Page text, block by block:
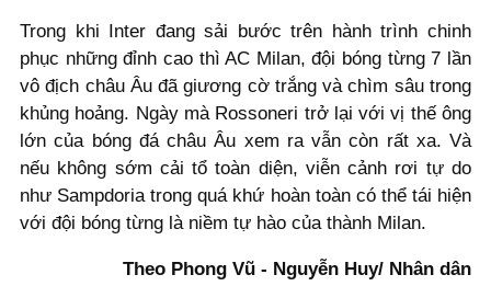
Trong khi Inter đang sải bước trên hành trình chinh
phục những đỉnh cao thì AC Milan, đội bóng từng 7 lần
vô địch châu Âu đã giương cờ trắng và chìm sâu trong
khủng hoảng. Ngày mà Rossoneri trở lại với vị thế ông
lớn của bóng đá châu Âu xem ra vẫn còn rất xa. Và
nếu không sớm cải tổ toàn diện, viễn cảnh rơi tự do
như Sampdoria trong quá khứ hoàn toàn có thể tái hiện
với đội bóng từng là niềm tự hào của thành Milan.
Theo Phong Vũ - Nguyễn Huy/ Nhân dân